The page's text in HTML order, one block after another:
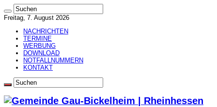
Freitag, 7. August 2026
NACHRICHTEN
TERMINE
WERBUNG
DOWNLOAD
NOTFALLNUMMERN
KONTAKT